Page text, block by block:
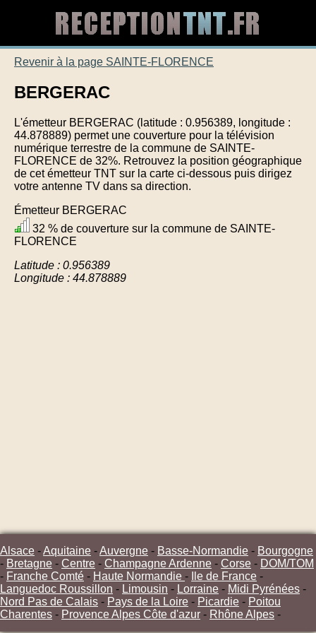
Revenir à la page SAINTE-FLORENCE
BERGERAC
L'émetteur BERGERAC (latitude : 0.956389, longitude :
44.878889) permet une couverture pour la télévision
numérique terrestre de la commune de SAINTE-
FLORENCE de 32%. Retrouvez la position géographique
de cet émetteur TNT sur la carte ci-dessous puis dirigez
votre antenne TV dans sa direction.
Émetteur BERGERAC
32 % de couverture sur la commune de SAINTE-
FLORENCE
Latitude : 0.956389
Longitude : 44.878889
Alsace -Aquitaine -Auvergne - Basse-Normandie - Bourgogne
- Bretagne - Centre - Champagne Ardenne - Corse - DOM/TOM
- Franche Comté - Haute Normandie - Ile de France -
Languedoc Roussillon - Limousin - Lorraine - Midi Pyrénées -
Nord Pas de Calais - Pays de la Loire - Picardie - Poitou
Charentes - Provence Alpes Côte d'azur - Rhône Alpes -